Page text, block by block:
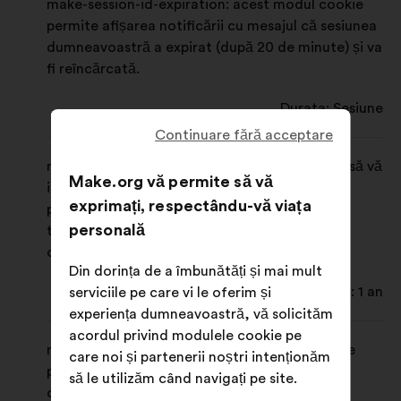
make-session-id-expiration: acest modul cookie
permite afișarea notificării cu mesajul că sesiunea
dumneavoastră a expirat (după 20 de minute) și va
fi reîncărcată.
Durata: Sesiune
make-user-id: acest modul cookie vă permite să vă
identificați după ce vă conectați la un spațiu
personal pe Make.org. Acesta va permite
trimiterea invitației de reconectare, pre-
completând ID-ul dumneavoastră.
Durata: 1 an
make-cookie-preferences: acest modul cookie
permite stocarea în memorie a preferințelor
dumneavoastră privind utilizarea modulelor
Continuare fără acceptare
Make.org vă permite să vă
exprimați, respectându-vă viața
personală
Din dorința de a îmbunătăți și mai mult
serviciile pe care vi le oferim și
experiența dumneavoastră, vă solicităm
acordul privind modulele cookie pe
care noi și partenerii noștri intenționăm
să le utilizăm când navigați pe site.